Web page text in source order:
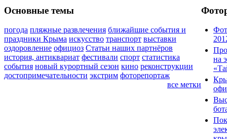
Основные темы
погода пляжные развлечения ближайшие события и
праздники Крыма искусство транспорт выставки
оздоровление официоз Статьи наших партнёров
история, антиквариат фестивали спорт статистика
события новый курортный сезон кино реконструкции
достопримечательности экстрим фоторепортаж
все метки
на